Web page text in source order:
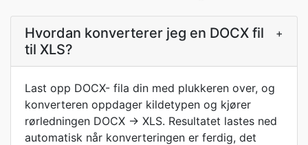
Hvordan konverterer jeg en DOCX fil
til XLS?
+
Last opp DOCX- fila din med plukkeren over, og
konverteren oppdager kildetypen og kjører
rørledningen DOCX → XLS. Resultatet lastes ned
automatisk når konverteringen er ferdig, det